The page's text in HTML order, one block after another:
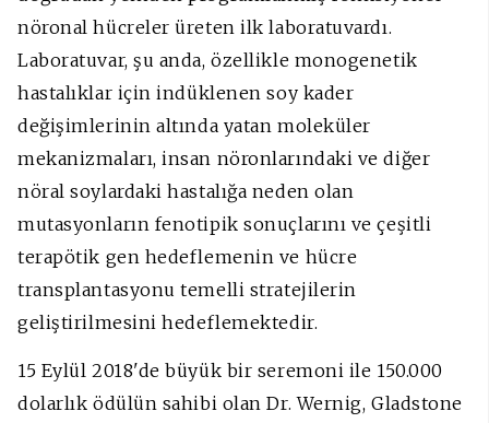
nöronal hücreler üreten ilk laboratuvardı.
Laboratuvar, şu anda, özellikle monogenetik
hastalıklar için indüklenen soy kader
değişimlerinin altında yatan moleküler
mekanizmaları, insan nöronlarındaki ve diğer
nöral soylardaki hastalığa neden olan
mutasyonların fenotipik sonuçlarını ve çeşitli
terapötik gen hedeflemenin ve hücre
transplantasyonu temelli stratejilerin
geliştirilmesini hedeflemektedir.
15 Eylül 2018'de büyük bir seremoni ile 150.000
dolarlık ödülün sahibi olan Dr. Wernig, Gladstone